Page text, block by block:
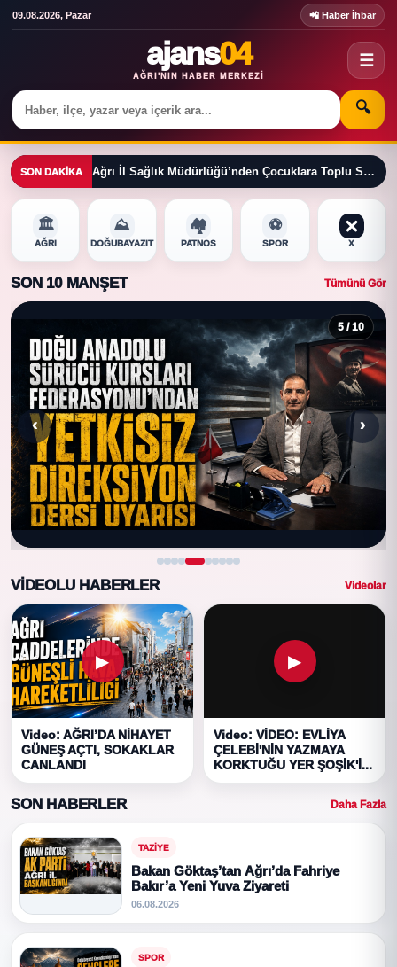
09.08.2026, Pazar 📲 Haber İhbar
ajans04
AĞRI'NIN HABER MERKEZI
☰
🔍
SON DAKIKA Ağrı İl Sağlık Müdürlüğü’nden Çocuklara Toplu Sünnet Töreni
🏛️
AĞRI
⛰️
DOĞUBAYAZIT
🏘️
PATNOS
⚽
SPOR X
SON 10 MANŞET Tümünü Gör
‹
5 / 10
›
VIDEOLU HABERLER Videolar
▶
Video: AĞRI’DA NİHAYET
GÜNEŞ AÇTI, SOKAKLAR
CANLANDI
▶
Video: VİDEO: EVLİYA
ÇELEBİ'NİN YAZMAYA
KORKTUĞU YER ŞOŞİK'İ...
SON HABERLER Daha Fazla
TAZIYE
Bakan Göktaş’tan Ağrı’da Fahriye
Bakır’a Yeni Yuva Ziyareti
06.08.2026
SPOR